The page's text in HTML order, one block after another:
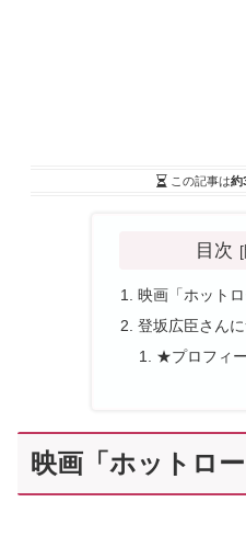
この記事は約
目次
映画「ホット
登坂広臣さん
★プロフィ
映画「ホットロ